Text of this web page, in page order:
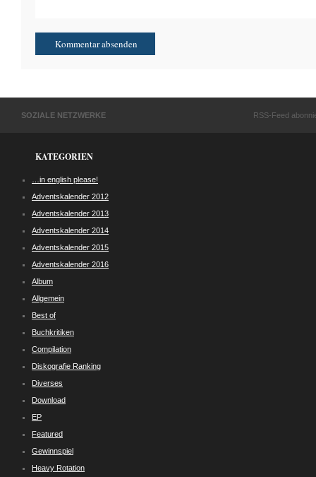
SOZIALE NETZWERKE RSS-Feed
KATEGORIEN
…in english please!
Adventskalender 2012
Adventskalender 2013
Adventskalender 2014
Adventskalender 2015
Adventskalender 2016
Album
Allgemein
Best of
Buchkritiken
Compilation
Diskografie Ranking
Diverses
Download
EP
Featured
Gewinnspiel
Heavy Rotation